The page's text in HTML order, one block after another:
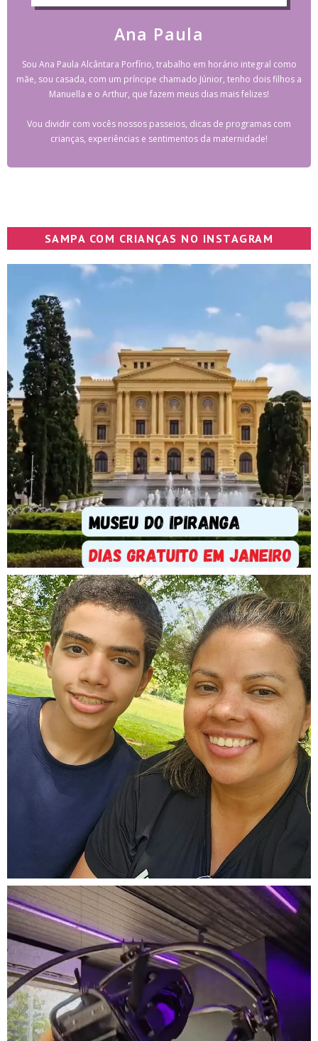
Ana Paula
Sou Ana Paula Alcântara Porfírio, trabalho em horário integral como
mãe, sou casada, com um príncipe chamado Júnior, tenho dois filhos a
Manuella e o Arthur, que fazem meus dias mais felizes!
Vou dividir com vocês nossos passeios, dicas de programas com
crianças, experiências e sentimentos da maternidade!
SAMPA COM CRIANÇAS NO INSTAGRAM